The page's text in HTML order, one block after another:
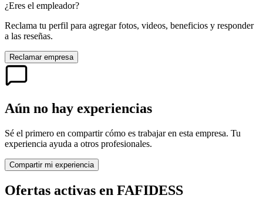
¿Eres el empleador?
Reclama tu perfil para agregar fotos, videos, beneficios y responder
a las reseñas.
Reclamar empresa
Aún no hay experiencias
Sé el primero en compartir cómo es trabajar en esta empresa. Tu
experiencia ayuda a otros profesionales.
Compartir mi experiencia
Ofertas activas en FAFIDESS